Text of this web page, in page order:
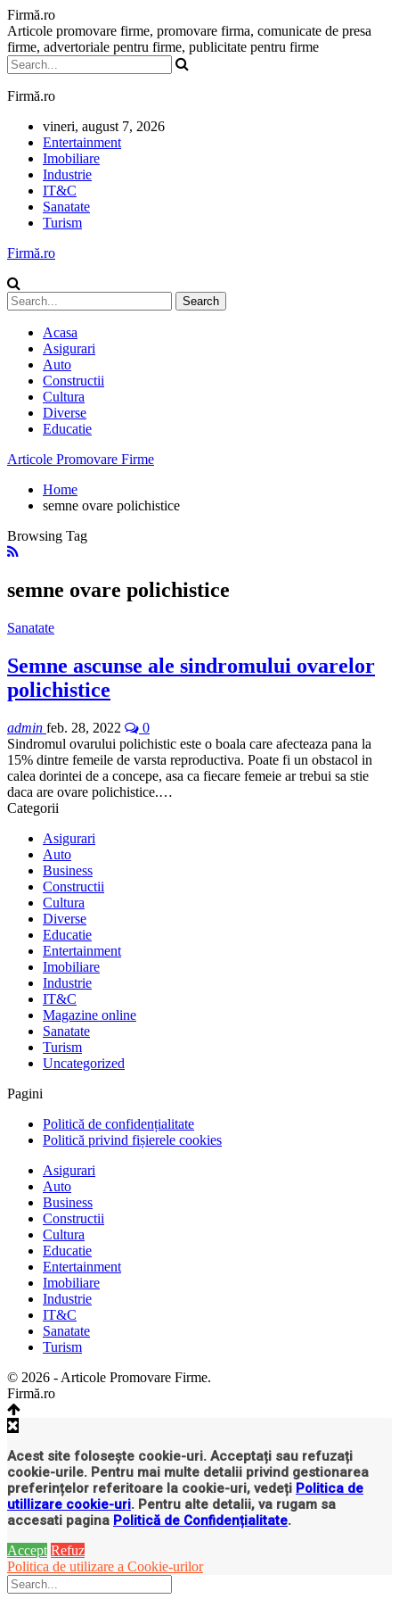
Firmă.ro
Articole promovare firme, promovare firma, comunicate de presa
firme, advertoriale pentru firme, publicitate pentru firme
Firmă.ro
vineri, august 7, 2026
Entertainment
Imobiliare
Industrie
IT&C
Sanatate
Turism
Firmă.ro
Acasa
Asigurari
Auto
Constructii
Cultura
Diverse
Educatie
Articole Promovare Firme
Home
semne ovare polichistice
Browsing Tag
semne ovare polichistice
Sanatate
Semne ascunse ale sindromului ovarelor
polichistice
admin feb. 28, 2022
0
Sindromul ovarului polichistic este o boala care afecteaza pana la
15% dintre femeile de varsta reproductiva. Poate fi un obstacol in
calea dorintei de a concepe, asa ca fiecare femeie ar trebui sa stie
daca are ovare polichistice.…
Categorii
Asigurari
Auto
Business
Constructii
Cultura
Diverse
Educatie
Entertainment
Imobiliare
Industrie
IT&C
Magazine online
Sanatate
Turism
Uncategorized
Pagini
Politică de confidențialitate
Politică privind fișierele cookies
Asigurari
Auto
Business
Constructii
Cultura
Educatie
Entertainment
Imobiliare
Industrie
IT&C
Sanatate
Turism
© 2026 - Articole Promovare Firme.
Firmă.ro
Acest site folosește cookie-uri. Acceptați sau refuzați
cookie-urile. Pentru mai multe detalii privind gestionarea
preferințelor referitoare la cookie-uri, vedeți Politica de
utillizare cookie-uri. Pentru alte detalii, va rugam sa
accesati pagina Politică de Confidențialitate.
Accept Refuz
Politica de utilizare a Cookie-urilor